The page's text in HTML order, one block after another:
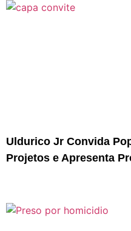
Uldurico Jr Convida
Projetos e Apresenta